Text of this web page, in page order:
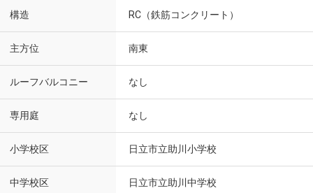
構造 RC（鉄筋コンクリート）
主方位 南東
ルーフバルコニー なし
専用庭 なし
小学校区 日立市立助川小学校
中学校区 日立市立助川中学校